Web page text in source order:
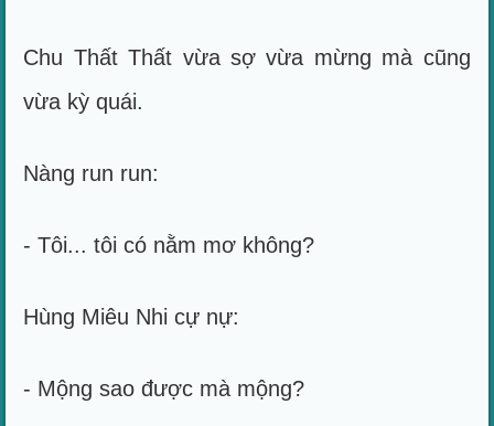
Chu Thất Thất vừa sợ vừa mừng mà cũng
vừa kỳ quái.
Nàng run run:
- Tôi... tôi có nằm mơ không?
Hùng Miêu Nhi cự nự:
- Mộng sao được mà mộng?